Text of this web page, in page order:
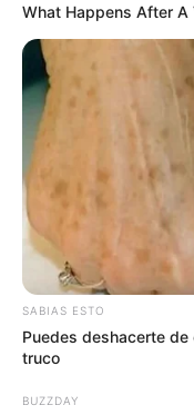
“Siguiendo los
nuestra ciudad, se
What Happens After A
SABIAS ESTO
Puedes deshacerte
truco
BUZZDAY